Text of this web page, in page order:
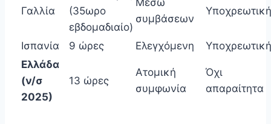
Γαλλία
(35ωρο
εβδομαδιαίο)
Μέσω
συμβάσεων
Υποχρεωτική
Ισπανία 9 ώρες Ελεγχόμενη
Υποχρεωτική
Ελλάδα
(ν/σ
2025)
13 ώρες
Ατομική
συμφωνία
Όχι
απαραίτητα